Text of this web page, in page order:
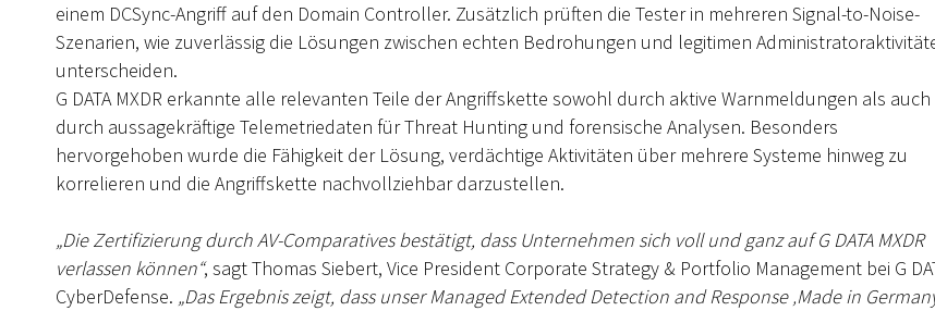
einem DCSync-Angriff auf den Domain Controller. Zusätzlich prüften die Tester in mehreren Signal-to-Noise-
Szenarien, wie zuverlässig die Lösungen zwischen echten Bedrohungen und legitimen
unterscheiden.
G DATA MXDR erkannte alle relevanten Teile der Angriffskette sowohl durch aktive Warnmeldungen als auch
durch aussagekräftige Telemetriedaten für Threat Hunting und forensische Analysen. Besonders
hervorgehoben wurde die Fähigkeit der Lösung, verdächtige Aktivitäten über mehrere Systeme hinweg zu
korrelieren und die Angriffskette nachvollziehbar darzustellen.
„Die Zertifizierung durch AV-Comparatives bestätigt, dass Unternehmen sich voll und ganz auf G DATA MXDR
verlassen können“, sagt Thomas Siebert, Vice President Corporate Strategy & Portfolio Management bei G
CyberDefense. „Das Ergebnis zeigt, dass unser Managed Extended Detection and Response ‚Made in